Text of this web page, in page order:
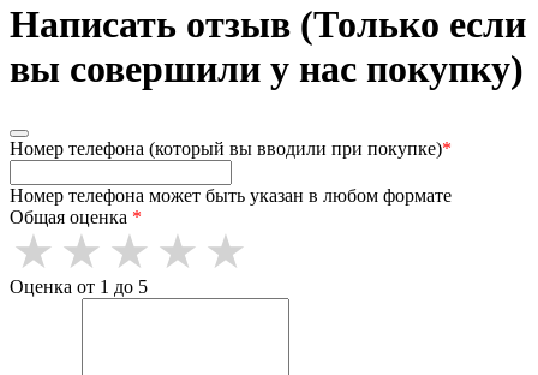
Написать отзыв (Только если
вы совершили у нас покупку)
Номер телефона (который вы вводили при покупке)*
Номер телефона может быть указан в любом формате
Общая оценка *
Оценка от 1 до 5